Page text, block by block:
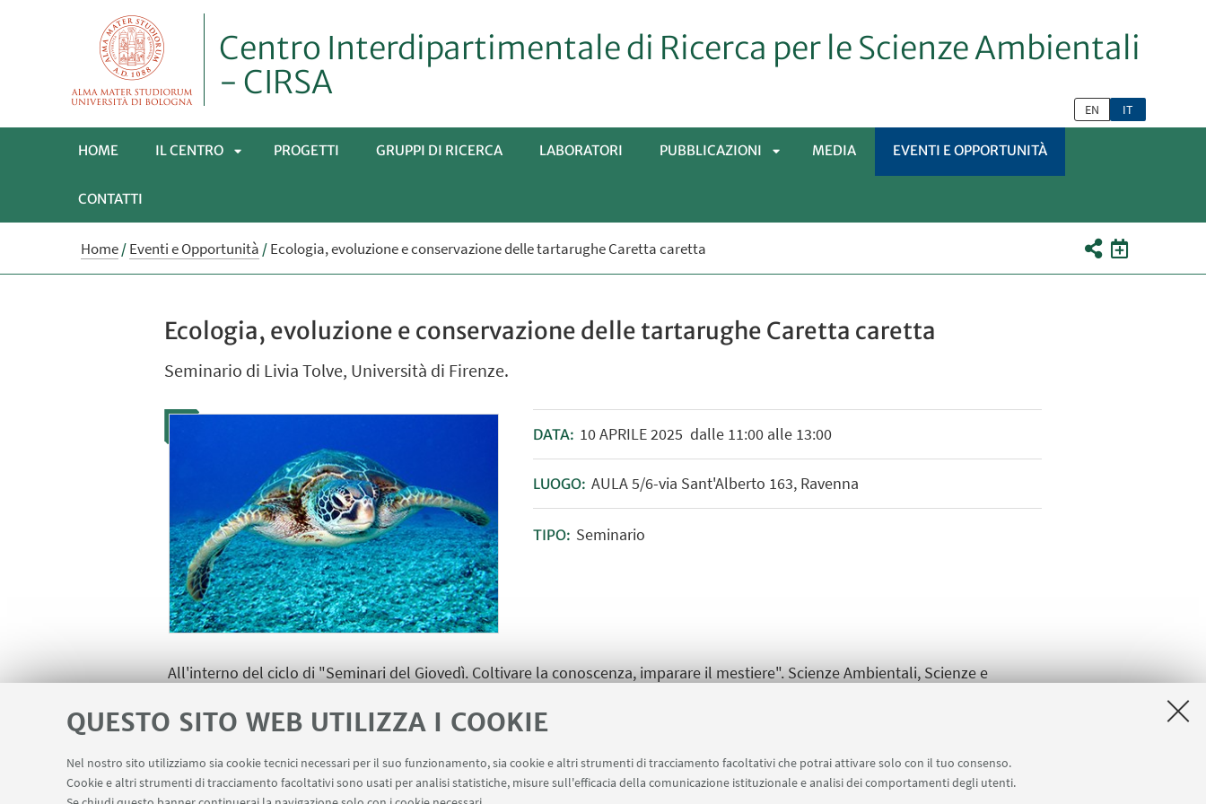
QUESTO SITO WEB UTILIZZA I COOKIE
Nel nostro sito utilizziamo sia cookie tecnici necessari per il suo funzionamento, sia cookie e altri strumenti di tracciamento facoltativi che potrai attivare solo con il tuo consenso.
Cookie e altri strumenti di tracciamento facoltativi sono usati per analisi statistiche, misure sull'efficacia della comunicazione istituzionale e analisi dei comportamenti degli utenti.
Centro Interdipartimentale di Ricerca per le Scienze Ambientali
- CIRSA
EN IT
HOME IL CENTRO
SOTTOMENÙ
PROGETTI GRUPPI DI RICERCA LABORATORI PUBBLICAZIONI MEDIA EVENTI E OPPORTUNITÀ
CONTATTI
Home/Eventi e Opportunità /Ecologia, evoluzione e conservazione delle tartarughe Caretta caretta
Ecologia, evoluzione e conservazione delle tartarughe Caretta caretta
Seminario di Livia Tolve, Università di Firenze.
DATA: 10APRILE2025 dalle 11:00 alle 13:00
LUOGO: AULA 5/6-via Sant'Alberto 163, Ravenna
TIPO: Seminario
All'interno del ciclo di "Seminari del Giovedì. Coltivare la conoscenza, imparare il mestiere". Scienze Ambientali, Scienze e
IN EVIDENZA